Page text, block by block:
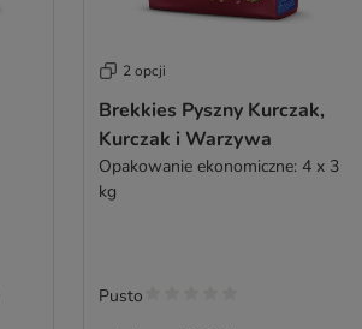
2 opcji
Brekkies Pyszny Kurczak,
Kurczak i Warzywa
Opakowanie ekonomiczne: 4 x 3
kg
Pusto